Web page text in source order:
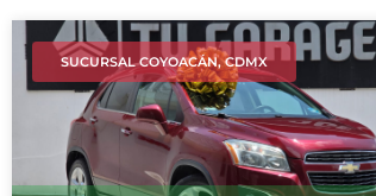
SUCURSAL COYOACÁN, CDMX